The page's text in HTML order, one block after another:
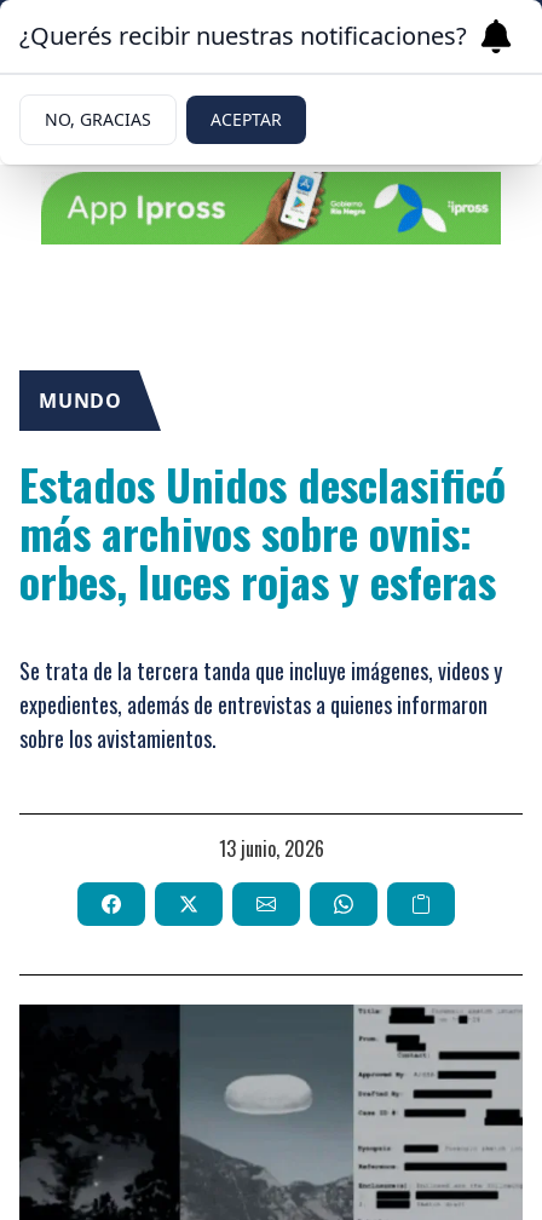
MUNDO
Estados Unidos desclasificó
más archivos sobre ovnis:
orbes, luces rojas y esferas
Se trata de la tercera tanda que incluye imágenes, videos y
expedientes, además de entrevistas a quienes informaron
sobre los avistamientos.
13 junio, 2026
¿Querés recibir nuestras notificaciones?
NO, GRACIAS ACEPTAR